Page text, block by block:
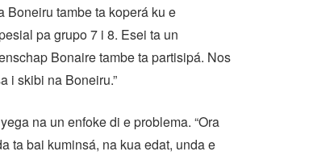
Boneiru tambe ta koperá ku e
pa grupo 7 i 8. Esei ta un
Bonaire tambe ta partisipá. Nos
i skibi na Boneiru.”
na un enfoke di e problema. “Ora
ta bai kuminsá, na kua edat, unda e